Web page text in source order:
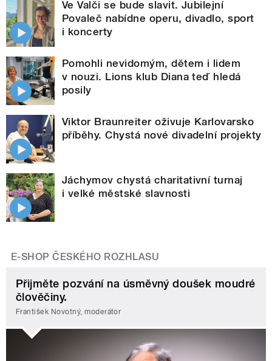
Ve Valči se bude slavit. Jubilejní
Povaleč nabídne operu, divadlo, sport
i koncerty
Pomohli nevidomým, dětem i lidem
v nouzi. Lions klub Diana teď hledá
posily
Viktor Braunreiter oživuje Karlovarsko
příběhy. Chystá nové divadelní projekty
Jáchymov chystá charitativní turnaj
i velké městské slavnosti
E-SHOP ČESKÉHO ROZHLASU
Přijměte pozvání na úsměvný doušek moudré
člověčiny.
František Novotný, moderátor